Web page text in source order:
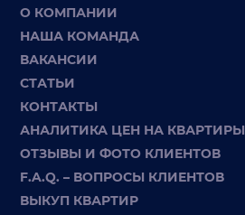
О КОМПАНИИ
НАША КОМАНДА
ВАКАНСИИ
СТАТЬИ
КОНТАКТЫ
АНАЛИТИКА ЦЕН НА КВАРТИРЫ
ОТЗЫВЫ И ФОТО КЛИЕНТОВ
F.A.Q. – ВОПРОСЫ КЛИЕНТОВ
ВЫКУП КВАРТИР